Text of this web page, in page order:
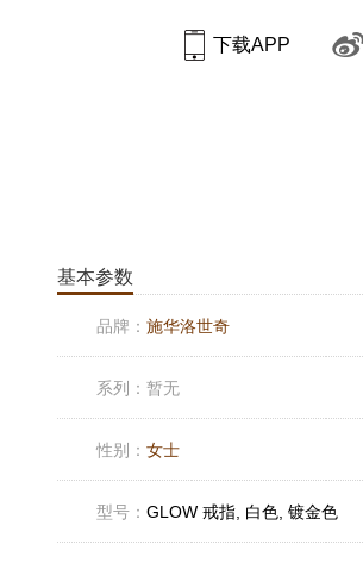
下载APP
基本参数
品牌： 施华洛世奇
系列： 暂无
性别： 女士
型号： GLOW 戒指, 白色, 镀金色